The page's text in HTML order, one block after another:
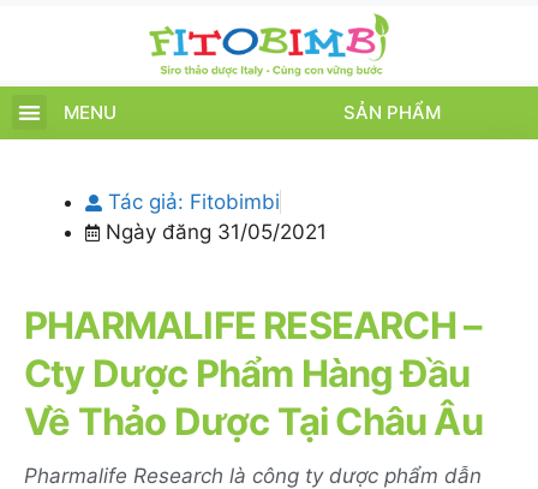
MENU SẢN PHẨM
Tác giả: Fitobimbi
Ngày đăng 31/05/2021
PHARMALIFE RESEARCH –
Cty Dược Phẩm Hàng Đầu
Về Thảo Dược Tại Châu Âu
Pharmalife Research là công ty dược phẩm dẫn